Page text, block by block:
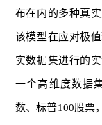
布在内的多种真
该模型在应对极
实数据集进行的
一个高维度数据
数、标普100股票